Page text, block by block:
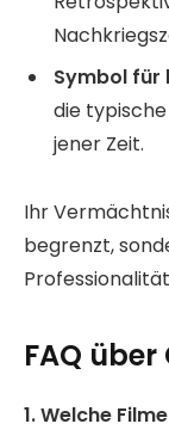
Symbol für
die
jener Zeit.
Ihr
begrenzt,
FAQ
1. Welche